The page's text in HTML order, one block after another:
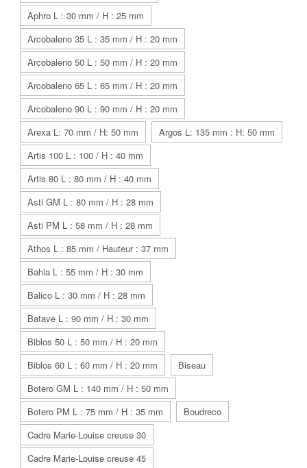
Aphro L : 30 mm / H : 25 mm
Arcobaleno 35 L : 35 mm / H : 20 mm
Arcobaleno 50 L : 50 mm / H : 20 mm
Arcobaleno 65 L : 65 mm / H : 20 mm
Arcobaleno 90 L : 90 mm / H : 20 mm
Arexa L: 70 mm / H: 50 mm
Argos L: 135 mm : H: 50 mm
Artis 100 L : 100 / H : 40 mm
Artis 80 L : 80 mm / H : 40 mm
Asti GM L : 80 mm / H : 28 mm
Asti PM L : 58 mm / H : 28 mm
Athos L : 85 mm / Hauteur : 37 mm
Bahia L : 55 mm / H : 30 mm
Balico L : 30 mm / H : 28 mm
Batave L : 90 mm / H : 30 mm
Biblos 50 L : 50 mm / H : 20 mm
Biblos 60 L : 60 mm / H : 20 mm
Biseau
Botero GM L : 140 mm / H : 50 mm
Botero PM L : 75 mm / H : 35 mm
Boudreco
Cadre Marie-Louise creuse 30
Cadre Marie-Louise creuse 45